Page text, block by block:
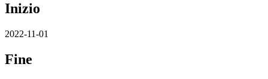
Inizio
2022-11-01
Fine